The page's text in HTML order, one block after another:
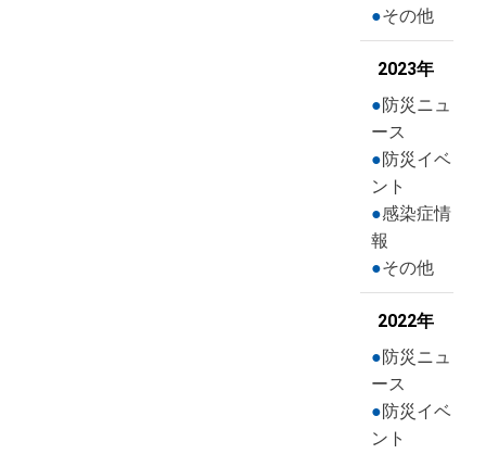
その他
2023年
防災ニュ
ース
防災イベ
ント
感染症情
報
その他
2022年
防災ニュ
ース
防災イベ
ント